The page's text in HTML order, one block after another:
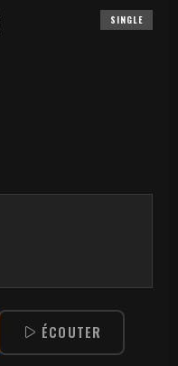
SINGLE
ÉCOUTER